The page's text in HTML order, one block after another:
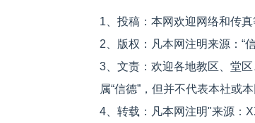
1、投稿：本网欢迎网络和传
2、版权：凡本网注明来源：“
3、文责：欢迎各地教区、堂
属“信德”，但并不代表本社或
4、转载：凡本网注明"来源：